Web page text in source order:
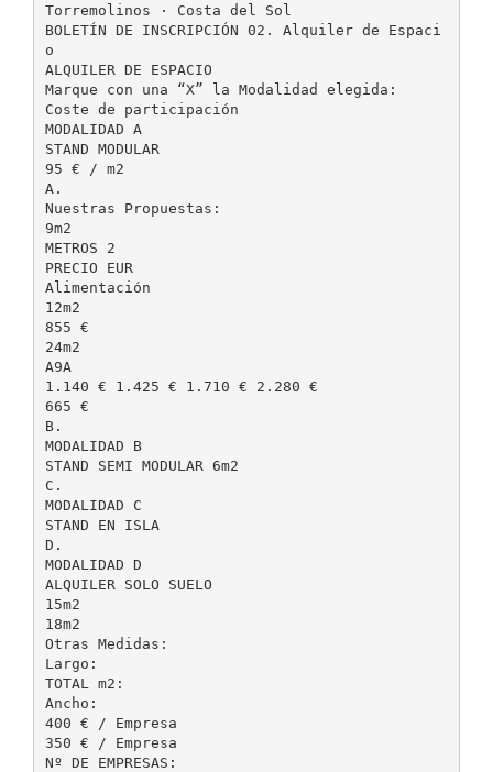
Torremolinos · Costa del Sol
BOLETÍN DE INSCRIPCIÓN 02. Alquiler de Espaci
o
ALQUILER DE ESPACIO
Marque con una “X” la Modalidad elegida:
Coste de participación
MODALIDAD A
STAND MODULAR
95 € / m2
A.
Nuestras Propuestas:
9m2
METROS 2
PRECIO EUR
Alimentación
12m2
855 €
24m2
A9A
1.140 € 1.425 € 1.710 € 2.280 €
665 €
B.
MODALIDAD B
STAND SEMI MODULAR 6m2
C.
MODALIDAD C
STAND EN ISLA
D.
MODALIDAD D
ALQUILER SOLO SUELO
15m2
18m2
Otras Medidas:
Largo:
TOTAL m2:
Ancho:
400 € / Empresa
350 € / Empresa
Nº DE EMPRESAS: